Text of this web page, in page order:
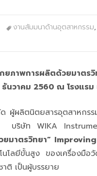
งานสัมมนาด้านอุตสาหกรรม,
กยภาพการผลิตด้วย
ธันวาคม 2560 ณ โรงแรม
ผู้ผลิตนิตยสารอุตสาหก
ริษัท WIKA
มาตรวิทยา”
โนโลยีขั้นสูง ของเครื่อ
ติ เป็นผู้บรรยาย